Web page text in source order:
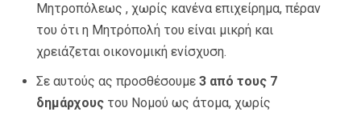
Μητροπόλεως , χωρίς κανένα επιχείρημα, πέραν
του ότι η Μητρόπολή του είναι μικρή και
χρειάζεται οικονομική ενίσχυση.
Σε αυτούς ας προσθέσουμε 3 από τους 7
δημάρχους του Νομού ως άτομα, χωρίς